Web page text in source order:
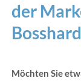
der
Möchten Sie